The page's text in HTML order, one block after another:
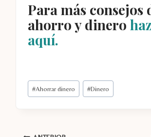
Para más consejos
ahorro y dinero
aquí.
Etiquetas
de
#Ahorrar dinero #Dinero